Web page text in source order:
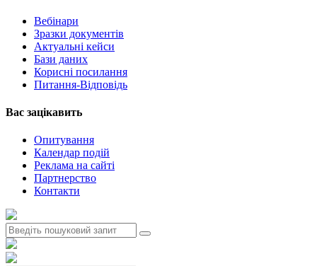
Вебінари
Зразки документів
Актуальні кейси
Бази даних
Корисні посилання
Питання-Відповідь
Вас зацiкавить
Опитування
Календар подій
Реклама на сайтi
Партнерство
Контакти